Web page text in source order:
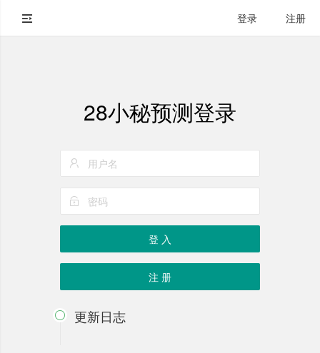
登录 注册
28小秘预测登录
登 入
注 册
 更新日志